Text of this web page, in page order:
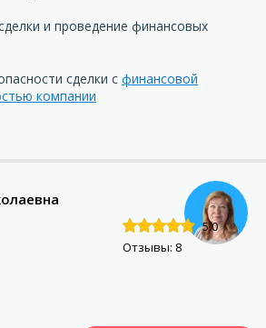
и проведение финансовых
сделки с финансовой
компании
5.0
Отзывы: 8